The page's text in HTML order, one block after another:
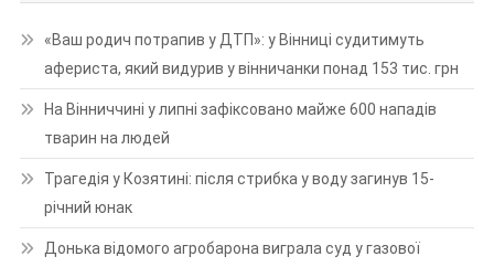
«Ваш родич потрапив у ДТП»: у Вінниці судитимуть
афериста, який видурив у вінничанки понад 153 тис. грн
На Вінниччині у липні зафіксовано майже 600 нападів
тварин на людей
Трагедія у Козятині: після стрибка у воду загинув 15-
річний юнак
Донька відомого агробарона виграла суд у газової